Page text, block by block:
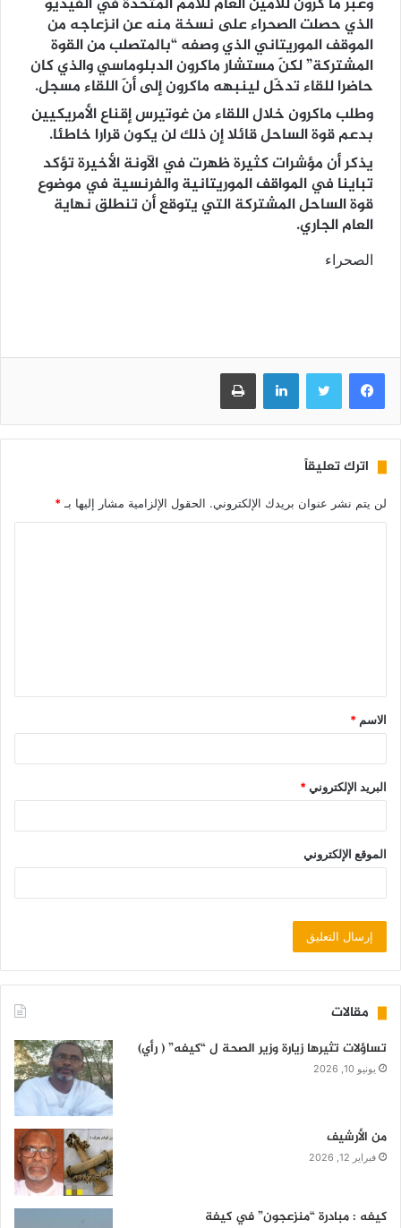
الذي حصلت الصحراء على نسخة منه عن انزعاجه من
الموقف الموريتاني الذي وصفه “بالمتصلب من القوة
المشتركة” لكنّ مستشار ماكرون الدبلوماسي والذي كان
حاضرا للقاء تدخّل لينبهه ماكرون إلى أنّ اللقاء مسجل.
وطلب ماكرون خلال اللقاء من غوتيرس إقناع الأمريكيين
بدعم قوة الساحل قائلا إن ذلك لن يكون قرارا خاطئا.
يذكر أن مؤشرات كثيرة ظهرت في الآونة الأخيرة تؤكد
تباينا في المواقف الموريتانية والفرنسية في موضوع
قوة الساحل المشتركة التي يتوقع أن تنطلق نهاية
العام الجاري.
الصحراء
فيسبوك تويتر لينكدإن طباعة
اترك تعليقاً
لن يتم نشر عنوان بريدك الإلكتروني. الحقول الإلزامية مشار إليها بـ*
الاسم *
البريد الإلكتروني*
الموقع الإلكتروني
مقالات
تساؤلات تثيرها زيارة وزير الصحة ل “كيفه” ( رأي)
يونيو 10, 2026
من الأرشيف
فبراير 12, 2026
كيفه : مبادرة “منزعجون” في كيفة